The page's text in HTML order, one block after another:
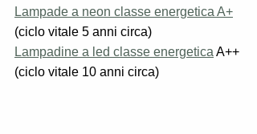
Lampade a neon classe energetica A+
(ciclo vitale 5 anni circa)
Lampadine a led classe energetica A++
(ciclo vitale 10 anni circa)